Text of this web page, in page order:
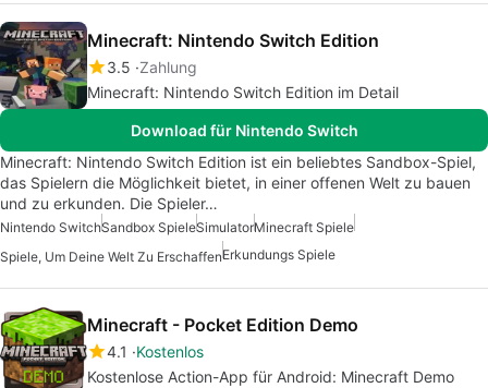
Minecraft: Nintendo Switch Edition
3.5 Zahlung
Minecraft: Nintendo Switch Edition im Detail
Download für Nintendo Switch
Minecraft: Nintendo Switch Edition ist ein beliebtes Sandbox-Spiel,
das Spielern die Möglichkeit bietet, in einer offenen Welt zu bauen
und zu erkunden. Die Spieler…
Nintendo SwitchSandbox SpieleSimulatorMinecraft Spiele
Spiele, Um Deine Welt Zu ErschaffenErkundungs Spiele
Minecraft - Pocket Edition Demo
4.1
Kostenlos
Kostenlose Action-App für Android: Minecraft Demo